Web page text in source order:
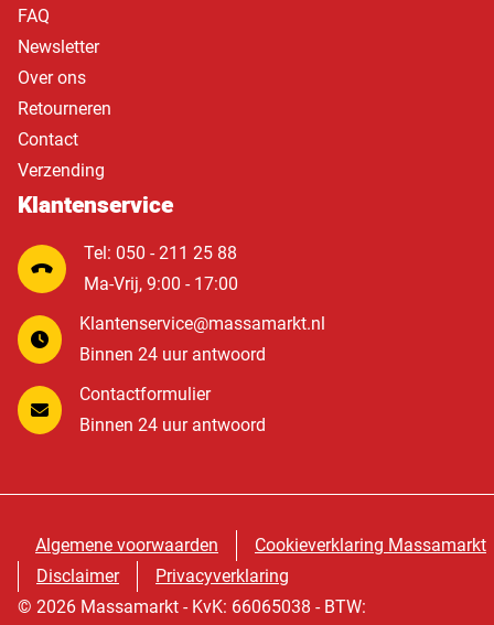
FAQ
Newsletter
Over ons
Retourneren
Contact
Verzending
Klantenservice
Tel: 050 - 211 25 88
Ma-Vrij, 9:00 - 17:00
Klantenservice@massamarkt.nl
Binnen 24 uur antwoord
Contactformulier
Binnen 24 uur antwoord
Algemene voorwaarden
Cookieverklaring Massamarkt
Disclaimer
Privacyverklaring
© 2026 Massamarkt - KvK: 66065038 - BTW: